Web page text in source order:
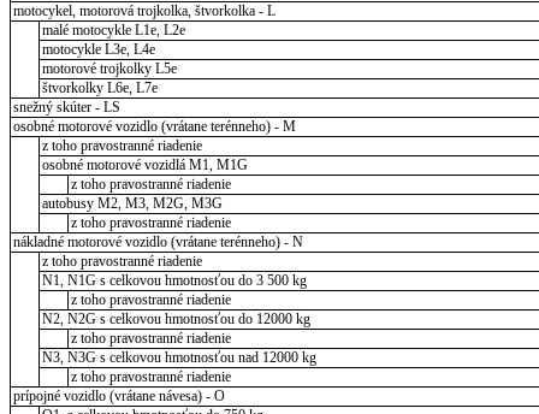
motocykel, motorová trojkolka, štvorkolka - L
malé motocykle L1e, L2e
motocykle L3e, L4e
motorové trojkolky L5e
štvorkolky L6e, L7e
snežný skúter - LS
osobné motorové vozidlo (vrátane terénneho) - M
z toho pravostranné riadenie
osobné motorové vozidlá M1, M1G
z toho pravostranné riadenie
autobusy M2, M3, M2G, M3G
z toho pravostranné riadenie
nákladné motorové vozidlo (vrátane terénneho) - N
z toho pravostranné riadenie
N1, N1G s celkovou hmotnosťou do 3 500 kg
z toho pravostranné riadenie
N2, N2G s celkovou hmotnosťou do 12000 kg
z toho pravostranné riadenie
N3, N3G s celkovou hmotnosťou nad 12000 kg
z toho pravostranné riadenie
prípojné vozidlo (vrátane návesa) - O